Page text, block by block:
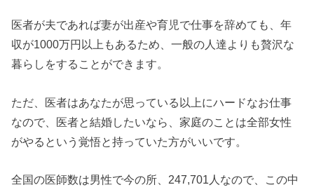
医者が夫であれば妻が出産や育児で仕事を辞めても、年
収が1000万円以上もあるため、一般の人達よりも贅沢な
暮らしをすることができます。
ただ、医者はあなたが思っている以上にハードなお仕事
なので、医者と結婚したいなら、家庭のことは全部女性
がやるという覚悟と持っていた方がいいです。
全国の医師数は男性で今の所、247,701人なので、この中